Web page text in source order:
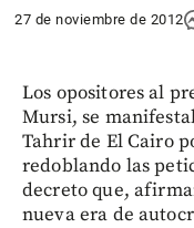
27 de noviembre de 2012
Los opositores al
Mursi, se
Tahrir de El Cairo
redoblando las
decreto que,
nueva era de